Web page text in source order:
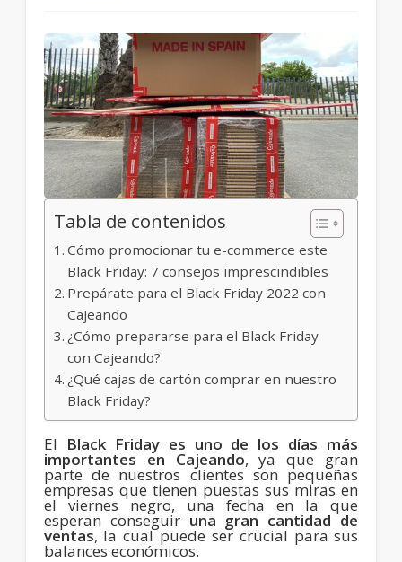
Tabla de contenidos
Cómo promocionar tu e-commerce este
Black Friday: 7 consejos imprescindibles
Prepárate para el Black Friday 2022 con
Cajeando
¿Cómo prepararse para el Black Friday
con Cajeando?
¿Qué cajas de cartón comprar en nuestro
Black Friday?
El Black Friday es uno de los días más
importantes en Cajeando, ya que gran
parte de nuestros clientes son pequeñas
empresas que tienen puestas sus miras en
el viernes negro, una fecha en la que
esperan conseguir una gran cantidad de
ventas, la cual puede ser crucial para sus
balances económicos.